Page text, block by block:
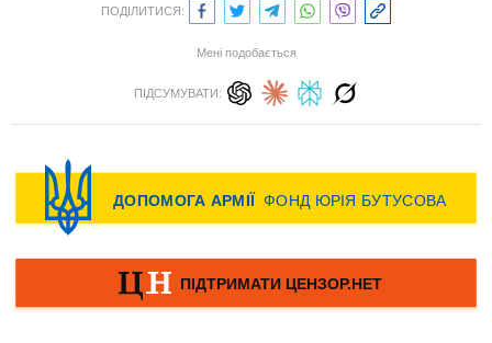
ПОДІЛИТИСЯ:
Мені подобається
ПІДСУМУВАТИ: